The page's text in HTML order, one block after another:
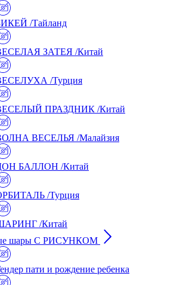
/Тайланд
ЗАТЕЯ /Китай
/Турция
ПРАЗДНИК /Китай
ВЕСЕЛЬЯ /Малайзия
БАЛЛОН /Китай
/Турция
/Китай
шары С РИСУНКОМ
пати и рождение ребенка